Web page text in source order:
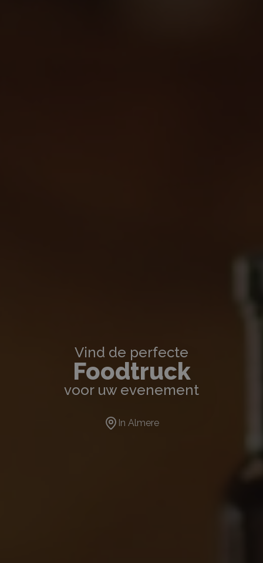
Vind de perfecte
Foodtruck
voor uw evenement
In Almere